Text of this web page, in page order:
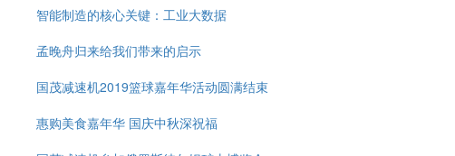
智能制造的核心关键：工业大数据
孟晚舟归来给我们带来的启示
国茂减速机2019篮球嘉年华活动圆满结束
惠购美食嘉年华 国庆中秋深祝福